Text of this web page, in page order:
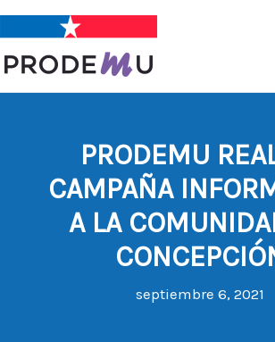
contenido
PRODEMU
CAMPAÑA
A LA
septiembre 6, 2021